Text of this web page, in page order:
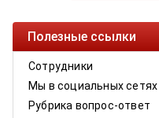
Полезные ссылки
Сотрудники
Мы в социальных сетях
Рубрика вопрос-ответ